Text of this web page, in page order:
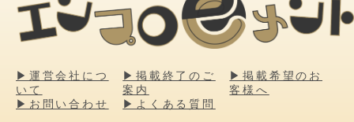
▶運営会社につ
いて
▶掲載終了のご
案内
▶掲載希望のお
客様へ
▶お問い合わせ
▶よくある質問